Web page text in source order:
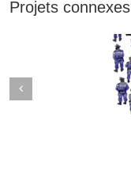
Projets connexes